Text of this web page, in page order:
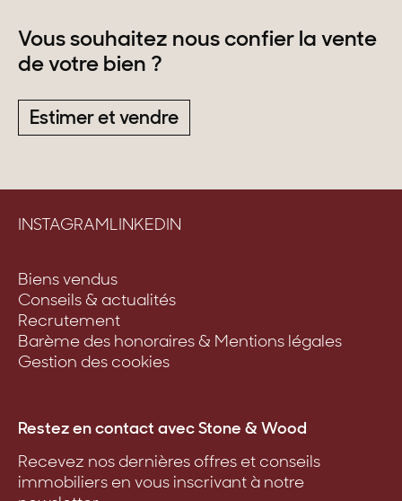
Vous souhaitez nous confier la vente
de votre bien ?
Estimer et vendre
INSTAGRAMLINKEDIN
Biens vendus
Conseils & actualités
Recrutement
Barème des honoraires & Mentions légales
Gestion des cookies
Restez en contact avec Stone & Wood
Recevez nos dernières offres et conseils
immobiliers en vous inscrivant à notre